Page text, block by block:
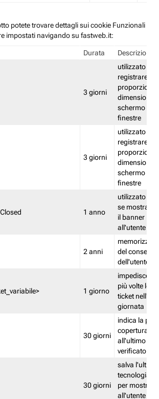
potete trovare dettagli sui cookie Funzionali
impostati navigando su fastweb.it:
Durata Descrizione
3 giorni
utilizzato per
registrare le
proporzioni
dimensioni
schermo e
finestre
3 giorni
utilizzato per
registrare le
proporzioni
dimensioni
schermo e
finestre
1 anno
utilizzato per
se mostrare
il banner
all'utente
2 anni
memorizza
del
dell'utente
1 giorno
impedisce di
più volte lo
ticket
giornata
30 giorni
indica la
copertura
all'ultimo
verificato
30 giorni
salva l'ultima
tecnologia
per
all'utente